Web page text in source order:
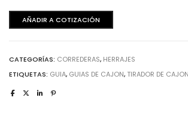
Plateada
350
15
unidades
cantidad
AÑADIR A COTIZACIÓN
CATEGORÍAS: CORREDERAS, HERRAJES
ETIQUETAS: GUIA, GUIAS DE CAJON, TIRADOR DE CAJON